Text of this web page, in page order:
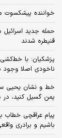
خواننده پیشکسوت
قنیطره شدند
پزشکیان: با
ناخودی اصلا وجود
خط و نشان یحیی
یمن گسیل کنید،
پیام عراقچی خطاب
باشیم و برادری